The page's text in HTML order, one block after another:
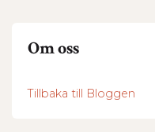
Om oss
Tillbaka till Bloggen